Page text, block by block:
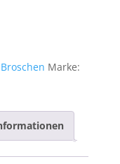
Broschen Marke: